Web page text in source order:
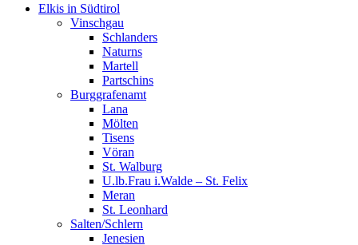
Elkis in Südtirol
Vinschgau
Schlanders
Naturns
Martell
Partschins
Burggrafenamt
Lana
Mölten
Tisens
Vöran
St. Walburg
U.lb.Frau i.Walde – St. Felix
Meran
St. Leonhard
Salten/Schlern
Jenesien